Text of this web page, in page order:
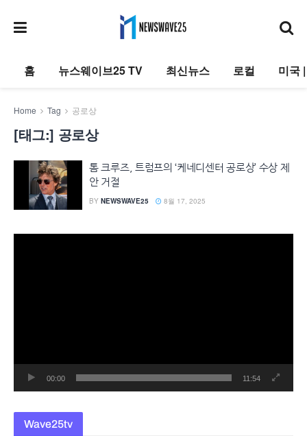
홈 뉴스웨이브25 TV 최신뉴스 로컬 미국
Home Tag 공로상
[태그:] 공로상
톰 크루즈, 트럼프의 ‘케네디센터 공로상’ 수상 제
안 거절
BY NEWSWAVE25 8월 17, 2025
00:00 11:54
Wave25tv